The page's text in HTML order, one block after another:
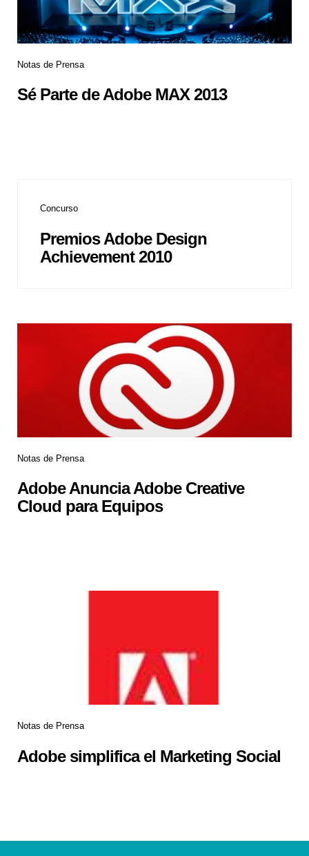
Notas de Prensa
Sé Parte de Adobe MAX 2013
Concurso
Premios Adobe Design
Achievement 2010
Notas de Prensa
Adobe Anuncia Adobe Creative
Cloud para Equipos
Notas de Prensa
Adobe simplifica el Marketing Social